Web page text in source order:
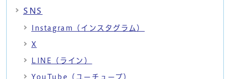
SNS
Instagram（インスタグラム）
X
LINE（ライン）
YouTube（ユーチューブ）